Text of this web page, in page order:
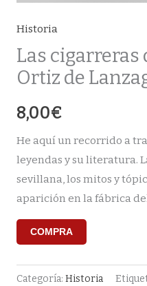
Historia
Las cigarreras
Ortiz de
8,00€
He aquí un recorrido a
leyendas y su literatura.
sevillana, los mitos y
aparición en la fábrica
COMPRA
Categoría: Historia